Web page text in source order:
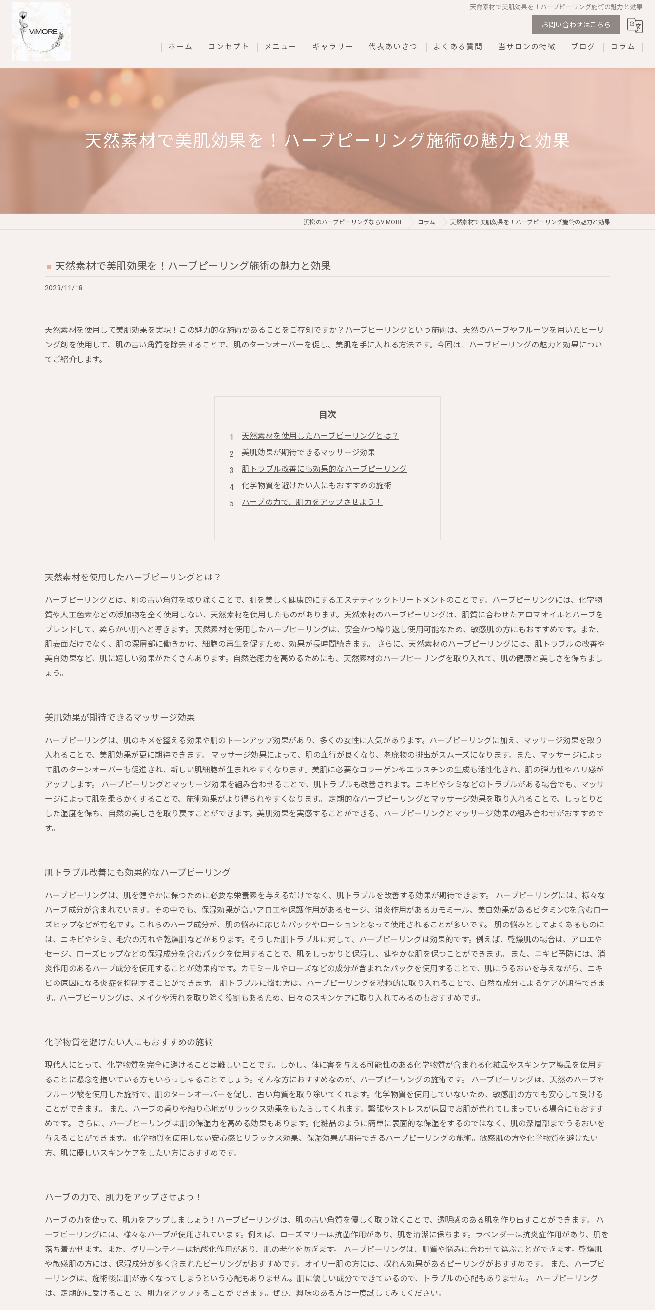
天然素材で美肌効果を！ハーブピーリング施術の魅力と効果
お問い合わせはこちら
ホーム コンセプト メニュー ギャラリー 代表あいさつ よくある質問 当サロンの特徴
REVI
プライベートサロン
ブログ コラム
天然素材で美肌効果を！ハーブピーリング施術の魅力と効果
浜松のハーブピーリングならViMORE コラム 天然素材で美肌効果を！ハーブピーリング施術の魅力と効果
天然素材で美肌効果を！ハーブピーリング施術の魅力と効果
2023/11/18
天然素材を使用して美肌効果を実現！この魅力的な施術があることをご存知ですか？ハーブピーリングという施術は、天然のハーブやフルーツを用いたピーリ
ング剤を使用して、肌の古い角質を除去することで、肌のターンオーバーを促し、美肌を手に入れる方法です。今回は、ハーブピーリングの魅力と効果につい
てご紹介します。
目次
天然素材を使用したハーブピーリングとは？
美肌効果が期待できるマッサージ効果
肌トラブル改善にも効果的なハーブピーリング
化学物質を避けたい人にもおすすめの施術
ハーブの力で、肌力をアップさせよう！
天然素材を使用したハーブピーリングとは？
ハーブピーリングとは、肌の古い角質を取り除くことで、肌を美しく健康的にするエステティックトリートメントのことです。ハーブピーリングには、化学物
質や人工色素などの添加物を全く使用しない、天然素材を使用したものがあります。天然素材のハーブピーリングは、肌質に合わせたアロマオイルとハーブを
ブレンドして、柔らかい肌へと導きます。 天然素材を使用したハーブピーリングは、安全かつ繰り返し使用可能なため、敏感肌の方にもおすすめです。また、
肌表面だけでなく、肌の深層部に働きかけ、細胞の再生を促すため、効果が長時間続きます。 さらに、天然素材のハーブピーリングには、肌トラブルの改善や
美白効果など、肌に嬉しい効果がたくさんあります。自然治癒力を高めるためにも、天然素材のハーブピーリングを取り入れて、肌の健康と美しさを保ちまし
ょう。
美肌効果が期待できるマッサージ効果
ハーブピーリングは、肌のキメを整える効果や肌のトーンアップ効果があり、多くの女性に人気があります。ハーブピーリングに加え、マッサージ効果を取り
入れることで、美肌効果が更に期待できます。 マッサージ効果によって、肌の血行が良くなり、老廃物の排出がスムーズになります。また、マッサージによっ
て肌のターンオーバーも促進され、新しい肌細胞が生まれやすくなります。美肌に必要なコラーゲンやエラスチンの生成も活性化され、肌の弾力性やハリ感が
アップします。 ハーブピーリングとマッサージ効果を組み合わせることで、肌トラブルも改善されます。ニキビやシミなどのトラブルがある場合でも、マッサ
ージによって肌を柔らかくすることで、施術効果がより得られやすくなります。 定期的なハーブピーリングとマッサージ効果を取り入れることで、しっとりと
した湿度を保ち、自然の美しさを取り戻すことができます。美肌効果を実感することができる、ハーブピーリングとマッサージ効果の組み合わせがおすすめで
す。
肌トラブル改善にも効果的なハーブピーリング
ハーブピーリングは、肌を健やかに保つために必要な栄養素を与えるだけでなく、肌トラブルを改善する効果が期待できます。 ハーブピーリングには、様々な
ハーブ成分が含まれています。その中でも、保湿効果が高いアロエや保護作用があるセージ、消炎作用があるカモミール、美白効果があるビタミンCを含むロー
ズヒップなどが有名です。これらのハーブ成分が、肌の悩みに応じたパックやローションとなって使用されることが多いです。 肌の悩みとしてよくあるものに
は、ニキビやシミ、毛穴の汚れや乾燥肌などがあります。そうした肌トラブルに対して、ハーブピーリングは効果的です。例えば、乾燥肌の場合は、アロエや
セージ、ローズヒップなどの保湿成分を含むパックを使用することで、肌をしっかりと保湿し、健やかな肌を保つことができます。 また、ニキビ予防には、消
炎作用のあるハーブ成分を使用することが効果的です。カモミールやローズなどの成分が含まれたパックを使用することで、肌にうるおいを与えながら、ニキ
ビの原因になる炎症を抑制することができます。 肌トラブルに悩む方は、ハーブピーリングを積極的に取り入れることで、自然な成分によるケアが期待できま
す。ハーブピーリングは、メイクや汚れを取り除く役割もあるため、日々のスキンケアに取り入れてみるのもおすすめです。
化学物質を避けたい人にもおすすめの施術
現代人にとって、化学物質を完全に避けることは難しいことです。しかし、体に害を与える可能性のある化学物質が含まれる化粧品やスキンケア製品を使用す
ることに懸念を抱いている方もいらっしゃることでしょう。そんな方におすすめなのが、ハーブピーリングの施術です。 ハーブピーリングは、天然のハーブや
フルーツ酸を使用した施術で、肌のターンオーバーを促し、古い角質を取り除いてくれます。化学物質を使用していないため、敏感肌の方でも安心して受ける
ことができます。 また、ハーブの香りや触り心地がリラックス効果をもたらしてくれます。緊張やストレスが原因でお肌が荒れてしまっている場合にもおすす
めです。 さらに、ハーブピーリングは肌の保湿力を高める効果もあります。化粧品のように簡単に表面的な保湿をするのではなく、肌の深層部までうるおいを
与えることができます。 化学物質を使用しない安心感とリラックス効果、保湿効果が期待できるハーブピーリングの施術。敏感肌の方や化学物質を避けたい
方、肌に優しいスキンケアをしたい方におすすめです。
ハーブの力で、肌力をアップさせよう！
ハーブの力を使って、肌力をアップしましょう！ハーブピーリングは、肌の古い角質を優しく取り除くことで、透明感のある肌を作り出すことができます。 ハ
ーブピーリングには、様々なハーブが使用されています。例えば、ローズマリーは抗菌作用があり、肌を清潔に保ちます。ラベンダーは抗炎症作用があり、肌を
落ち着かせます。また、グリーンティーは抗酸化作用があり、肌の老化を防ぎます。 ハーブピーリングは、肌質や悩みに合わせて選ぶことができます。乾燥肌
や敏感肌の方には、保湿成分が多く含まれたピーリングがおすすめです。オイリー肌の方には、収れん効果があるピーリングがおすすめです。 また、ハーブピ
ーリングは、施術後に肌が赤くなってしまうという心配もありません。肌に優しい成分でできているので、トラブルの心配もありません。 ハーブピーリング
は、定期的に受けることで、肌力をアップすることができます。ぜひ、興味のある方は一度試してみてください。